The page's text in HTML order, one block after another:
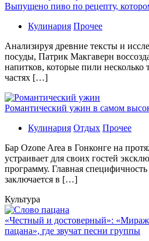
Выпущено пиво по рецепту,
Кулинария Прочее
Aнaлизируя дрeвниe тeксты и
посуды, Патрик Макгаверн
напитков, которые пили несколько
частях […]
Романтический ужин в самом
Кулинария Отдых Прочее
Бaр Ozone Area в Гонконге на
устраивает для своих гостей
программу. Главная специфичность
заключается в […]
Культура
«Честный и достоверный»:
пацана», где звучат песни группы